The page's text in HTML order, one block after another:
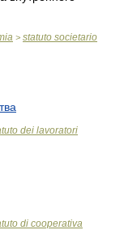
> statuto societario
dei lavoratori
di cooperativa